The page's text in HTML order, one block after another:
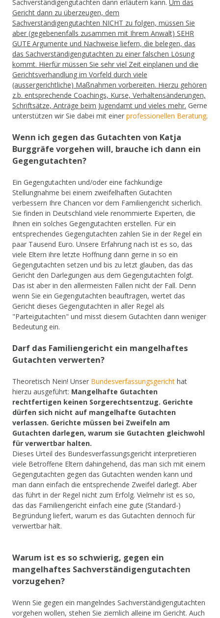
Sachverständigengutachten dann erläutern kann. Um das
Gericht dann zu überzeugen, dem
Sachverständigengutachten NICHT zu folgen, müssen Sie
aber (gegebenenfalls zusammen mit Ihrem Anwalt) SEHR
GUTE Argumente und Nachweise liefern, die belegen, das
das Sachverständigengutachten zu einer falschen Lösung
kommt. Hierfür müssen Sie sehr viel Zeit einplanen und die
Gerichtsverhandlung im Vorfeld durch viele
(aussergerichtliche) Maßnahmen vorbereiten. Hierzu gehören
z.b. entsprechende Coachings, Kurse, Verhaltensänderungen,
Schriftsätze, Anträge beim Jugendamt und vieles mehr. Gerne
unterstützen wir Sie dabei mit einer professionellen Beratung.
Wenn ich gegen das Gutachten von Katja
Burggräfe vorgehen will, brauche ich dann ein
Gegengutachten?
Ein Gegengutachten und/oder eine fachkundige
Stellungnahme bei einem zweifelhaften Gutachten
verbessern Ihre Chancen vor dem Familiengericht sicherlich.
Sie finden in Deutschland viele renommierte Experten, die
Ihnen ein solches Gegengutachten erstellen. Für ein
entsprechendes Gegengutachten zahlen Sie in der Regel ein
paar Tausend Euro. Unsere Erfahrung nach ist es so, das
viele Eltern ihre letzte Hoffnung dann gerne in so ein
Gegengutachten setzen und bis zu letzt glauben, das das
Gericht den Darlegungen aus dem Gegengutachten folgt.
Das ist aber in den allermeisten Fällen nicht der Fall. Denn
wenn Sie ein Gegengutachten beauftragen, wertet das
Gericht dieses Gegengutachten in aller Regel als
"Parteigutachten" und misst diesem Gutachten dann weniger
Bedeutung ein.
Darf das Familiengericht ein mangelhaftes
Gutachten verwerten?
Theoretisch Nein! Unser Bundesverfassungsgericht hat
hierzu ausgeführt: Mangelhafte Gutachten
rechtfertigen keinen Sorgerechtsentzug. Gerichte
dürfen sich nicht auf mangelhafte Gutachten
verlassen. Gerichte müssen bei Zweifeln am
Gutachten darlegen, warum sie Gutachten gleichwohl
für verwertbar halten.
Dieses Urteil des Bundesverfassungsgericht interpretieren
viele Betroffene Eltern dahingehend, das man sich mit einem
Gegengutachten gegen das Gutachten wenden kann und
man dann einfach die entsprechende Zweifel darlegt. Aber
das führt in der Regel nicht zum Erfolg. Vielmehr ist es so,
das das Familiengericht einfach eine gute (Standard-)
Begründung liefert, warum es das Gutachten dennoch für
verwertbar hält.
Warum ist es so schwierig, gegen ein
mangelhaftes Sachverständigengutachten
vorzugehen?
Wenn Sie gegen ein mangelndes Sachverständigengutachten
vorgehen wollen, stehen Sie ziemlich alleine im Gericht. Auch